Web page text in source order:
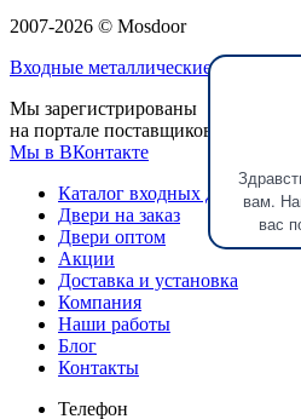
вам.
вас
2007-2026 © Mosdoor
Входные металлические двери
Мы зарегистрированы
на портале поставщиков
Мы в ВКонтакте
Каталог входных дверей
Двери на заказ
Двери оптом
Акции
Доставка и установка
Компания
Наши работы
Блог
Контакты
Телефон